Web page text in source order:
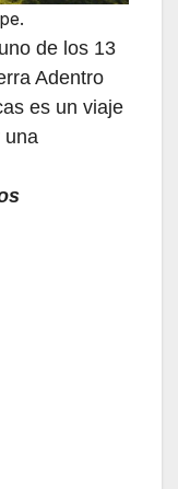
de los 13
Adentro
es un viaje
una